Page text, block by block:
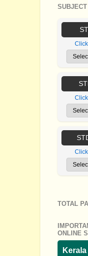
TOTAL
ONLINE